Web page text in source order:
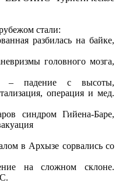
стали:
разбилась на байке,
головного мозга,
– падение с высоты,
операция и мед.
синдром Гийена-Баре,
в Архызе сорвались со
на сложном склоне.